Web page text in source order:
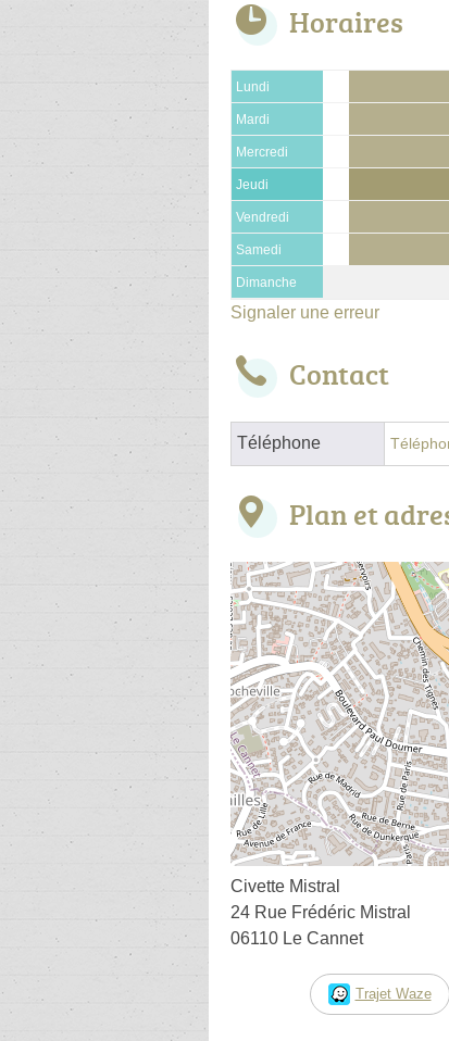
Horaires
Lundi
Mardi
Mercredi
Jeudi
Vendredi
Samedi
Dimanche
Signaler une erreur
Contact
Téléphone
Plan et
Civette Mistral
24 Rue Frédéric Mistral
06110 Le Cannet
Trajet Waze